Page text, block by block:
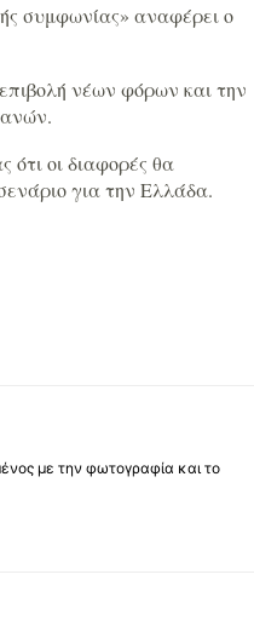
συμφωνίας» αναφέρει ο
νέων φόρων και την
ότι οι διαφορές θα
για την Ελλάδα.
με την φωτογραφία και το